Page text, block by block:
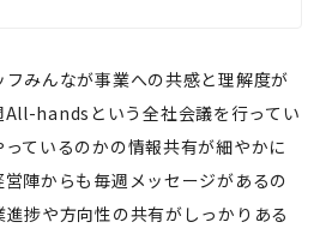
みんなが事業への共感と理解度が
All-handsという全社会議を行ってい
ているのかの情報共有が細やかに
陣からも毎週メッセージがあるの
捗や方向性の共有がしっかりある